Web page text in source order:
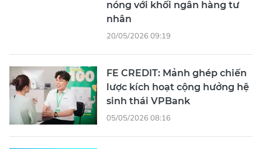
nóng với khối ngân hàng tư
nhân
20/05/2026 09:19
FE CREDIT: Mảnh ghép chiến
lược kích hoạt cộng hưởng hệ
sinh thái VPBank
05/05/2026 08:16